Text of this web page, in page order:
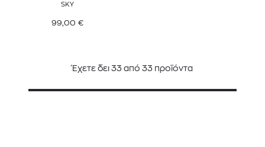
SKY
99,00 €
Έχετε δει 33 από 33 προϊόντα